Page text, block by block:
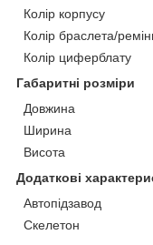
Колір корпусу
Колір браслета/
Колір циферблату
Габаритні розміри
Довжина
Ширина
Висота
Додаткові
Автопідзавод
Скелетон